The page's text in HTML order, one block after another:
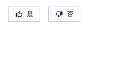
是 否